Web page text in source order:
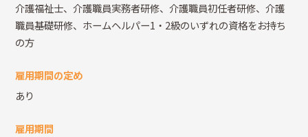
介護福祉士、介護職員実務者研修、介護職員初任者研修、介護
職員基礎研修、ホームヘルパー1・2級のいずれの資格をお持ち
の方
雇用期間の定め
あり
雇用期間